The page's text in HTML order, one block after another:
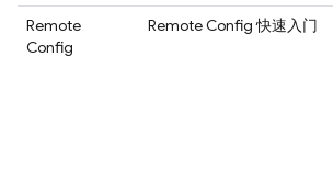
Remote
Config
Remote Config快速入门